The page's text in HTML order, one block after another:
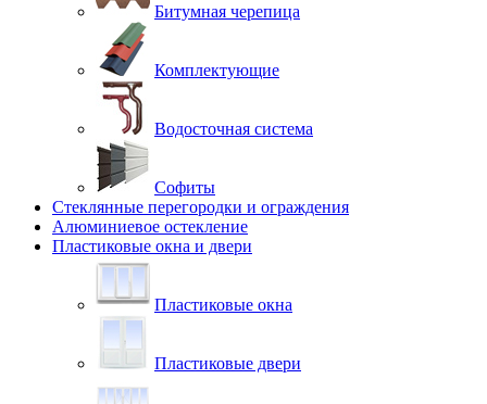
Битумная черепица
Комплектующие
Водосточная система
Софиты
Стеклянные перегородки и ограждения
Алюминиевое остекление
Пластиковые окна и двери
Пластиковые окна
Пластиковые двери